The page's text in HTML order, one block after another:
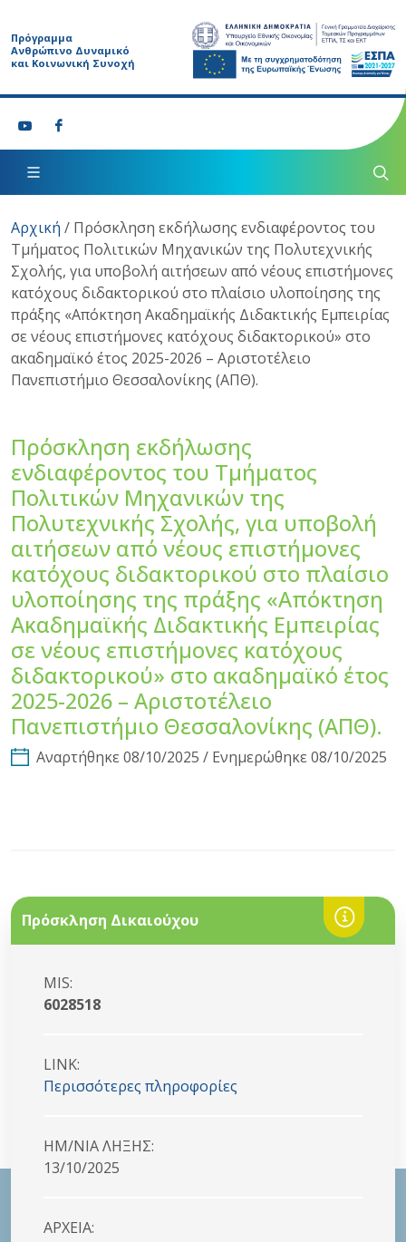
Πρόγραμμα
Ανθρώπινο Δυναμικό
και Κοινωνική Συνοχή
Αρχική / Πρόσκληση εκδήλωσης ενδιαφέροντος του
Τμήματος Πολιτικών Μηχανικών της Πολυτεχνικής
Σχολής, για υποβολή αιτήσεων από νέους επιστήμονες
κατόχους διδακτορικού στο πλαίσιο υλοποίησης της
πράξης «Απόκτηση Ακαδημαϊκής Διδακτικής Εμπειρίας
σε νέους επιστήμονες κατόχους διδακτορικού» στο
ακαδημαϊκό έτος 2025-2026 – Αριστοτέλειο
Πανεπιστήμιο Θεσσαλονίκης (ΑΠΘ).
Πρόσκληση εκδήλωσης
ενδιαφέροντος του Τμήματος
Πολιτικών Μηχανικών της
Πολυτεχνικής Σχολής, για υποβολή
αιτήσεων από νέους επιστήμονες
κατόχους διδακτορικού στο πλαίσιο
υλοποίησης της πράξης «Απόκτηση
Ακαδημαϊκής Διδακτικής Εμπειρίας
σε νέους επιστήμονες κατόχους
διδακτορικού» στο ακαδημαϊκό έτος
2025-2026 – Αριστοτέλειο
Πανεπιστήμιο Θεσσαλονίκης (ΑΠΘ).
Αναρτήθηκε 08/10/2025 / Ενημερώθηκε 08/10/2025
Πρόσκληση Δικαιούχου
MIS:
6028518
LINK:
Περισσότερες πληροφορίες
HM/NIA ΛΗΞΗΣ:
13/10/2025
ΑΡΧΕΙΑ: